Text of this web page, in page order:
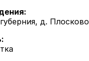
д. Плосково